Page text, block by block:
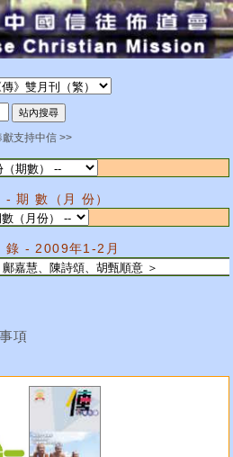
獻支持中信 >>
期 數（月 份）
錄 - 2009年1-2月
項